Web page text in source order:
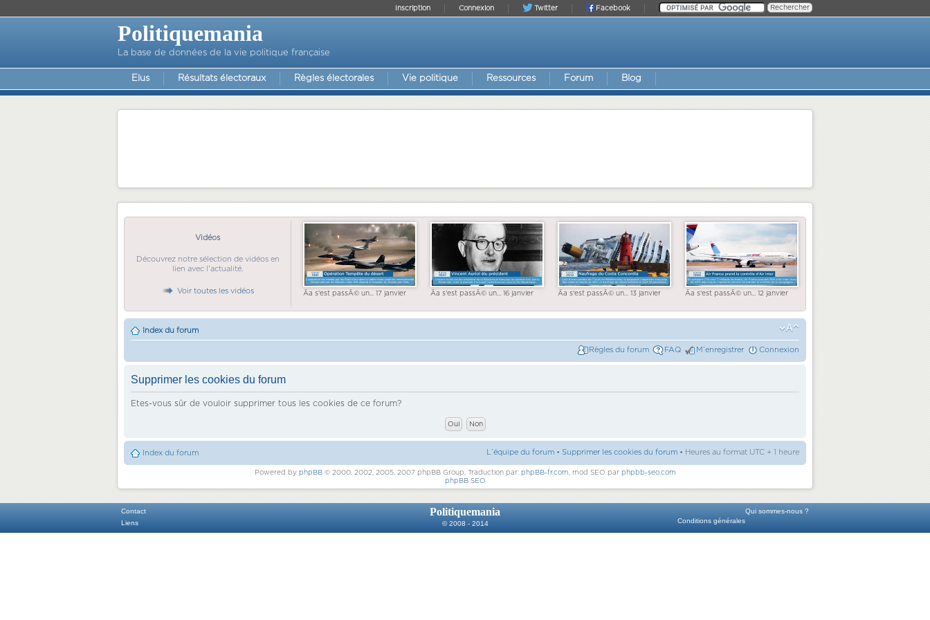
Facebook
Twitter
Connexion
Inscription
Politiquemania
La base de données de la vie politique française
Elus Résultats électoraux Règles électorales Vie politique Ressources Forum Blog
Vidéos
Découvrez notre sélection de vidéos en
lien avec l'actualité.
Voir toutes les vidéos Ãa s'est passÃ© un... 17 janvier Ãa s'est passÃ© un... 16 janvier Ãa s'est passÃ© un... 13 janvier Ãa s'est passÃ© un... 12 janvier
Index du forum
Règles du forum FAQ M’enregistrer Connexion
Supprimer les cookies du forum
Etes-vous sûr de vouloir supprimer tous les cookies de ce forum?
Index du forum L’équipe du forum • Supprimer les cookies du forum • Heures au format UTC + 1 heure
Powered by phpBB© 2000, 2002, 2005, 2007 phpBB Group, Traduction par: phpBB-fr.com, mod SEO par phpbb-seo.com
phpBB SEO
Contact
Liens
Politiquemania
© 2008 - 2014
Qui sommes-nous ?
Conditions générales